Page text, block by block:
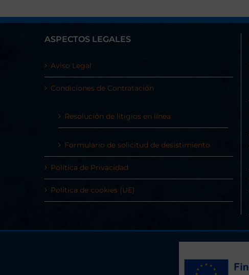
ASPECTOS LEGALES
Aviso Legal
Condiciones de Contratación
Resolución de litigios en línea
Formulario de solicitud de desistimiento
Política de Privacidad
Política de cookies (UE)